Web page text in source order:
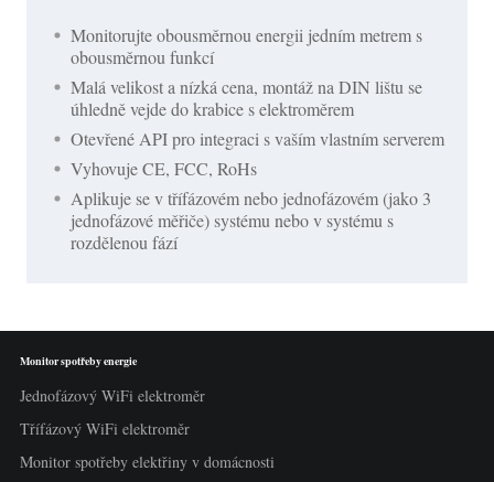
Monitorujte obousměrnou energii jedním metrem s
obousměrnou funkcí
Malá velikost a nízká cena, montáž na DIN lištu se
úhledně vejde do krabice s elektroměrem
Otevřené API pro integraci s vaším vlastním serverem
Vyhovuje CE, FCC, RoHs
Aplikuje se v třífázovém nebo jednofázovém (jako 3
jednofázové měřiče) systému nebo v systému s
rozdělenou fází
Monitor spotřeby energie
Jednofázový WiFi elektroměr
Třífázový WiFi elektroměr
Monitor spotřeby elektřiny v domácnosti